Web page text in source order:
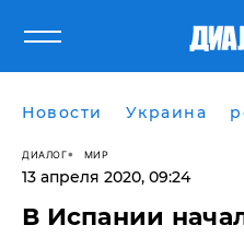
Новости Украина
ДИАЛОГ МИР
13 апреля 2020, 09:24
В Испании